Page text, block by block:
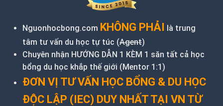
Nguonhocbong.com KHÔNG PHẢI là trung
tâm tư vấn du học tự túc (Agent)
Chuyên nhận HƯỚNG DẪN 1 KÈM 1 săn tất cả học
bổng du học khắp thế giới (Mentor 1:1)
ĐƠN VỊ TƯ VẤN HỌC BỔNG & DU HỌC
ĐỘC LẬP (IEC) DUY NHẤT TẠI VN TỪ